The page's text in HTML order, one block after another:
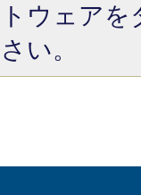
ウェア
い。